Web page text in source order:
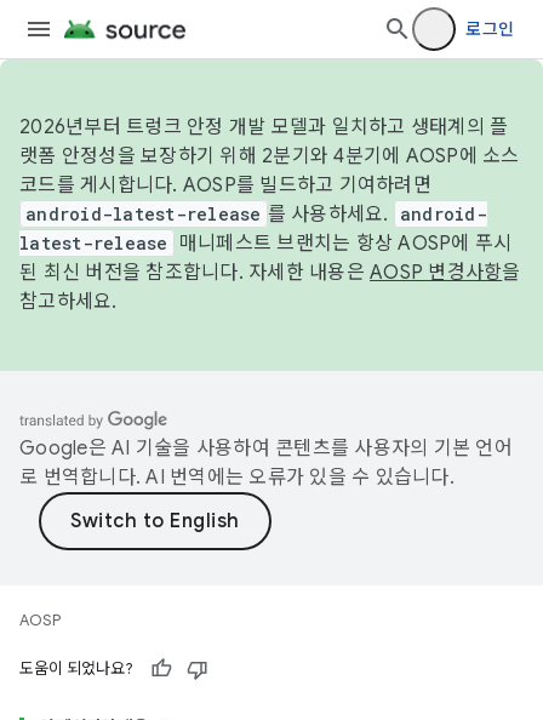
로그인
2026년부터 트렁크 안정 개발 모델과 일치하고 생태계의 플
랫폼 안정성을 보장하기 위해 2분기와 4분기에 AOSP에 소스
코드를 게시합니다. AOSP를 빌드하고 기여하려면
android-latest-release 를 사용하세요.
android-
latest-release
매니페스트 브랜치는 항상 AOSP에 푸시
된 최신 버전을 참조합니다. 자세한 내용은 AOSP 변경사항을
참고하세요.
Google은 AI 기술을 사용하여 콘텐츠를 사용자의 기본 언어
로 번역합니다. AI 번역에는 오류가 있을 수 있습니다.
AOSP
도움이 되었나요?